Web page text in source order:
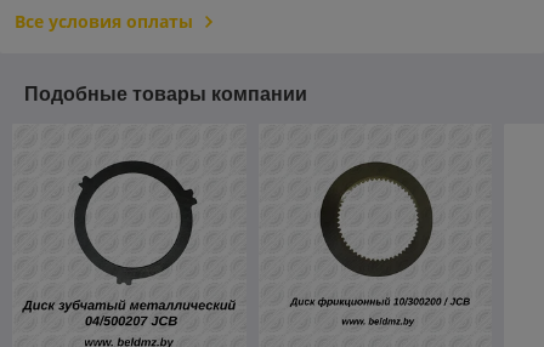
Все условия оплаты
Подобные товары компании